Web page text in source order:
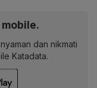
dan nikmati
Katadata.